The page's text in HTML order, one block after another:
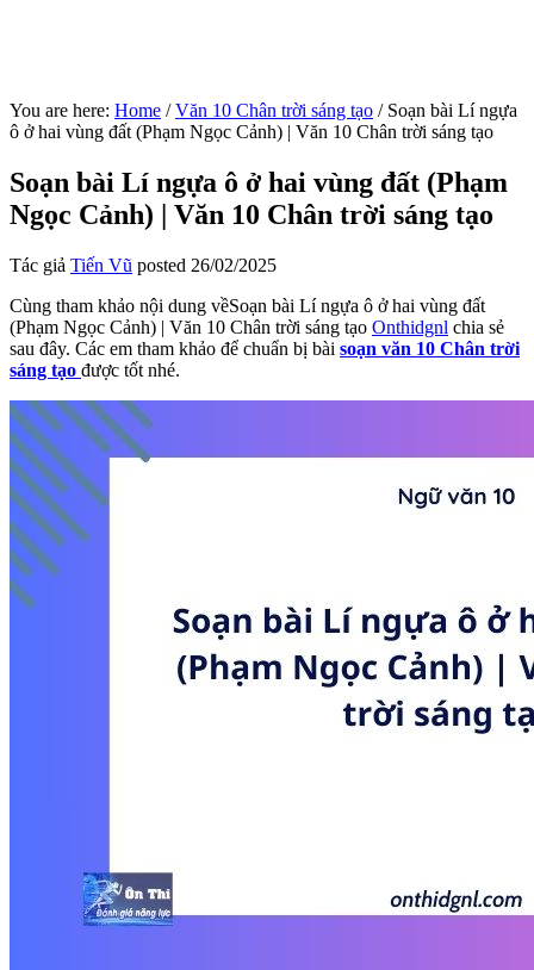
You are here: Home / Văn 10 Chân trời sáng tạo /Soạn bài Lí ngựa
ô ở hai vùng đất (Phạm Ngọc Cảnh) | Văn 10 Chân trời sáng tạo
Soạn bài Lí ngựa ô ở hai vùng đất (Phạm
Ngọc Cảnh) | Văn 10 Chân trời sáng tạo
Tác giả Tiến Vũ posted 26/02/2025
Cùng tham khảo nội dung vềSoạn bài Lí ngựa ô ở hai vùng đất
(Phạm Ngọc Cảnh) | Văn 10 Chân trời sáng tạo Onthidgnl chia sẻ
sau đây. Các em tham khảo để chuẩn bị bài soạn văn 10 Chân trời
sáng tạo được tốt nhé.